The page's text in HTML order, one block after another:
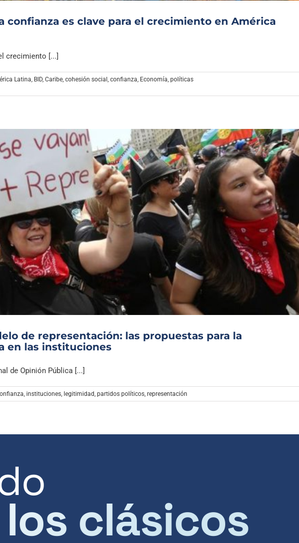
confianza es clave para el crecimiento en América
crecimiento [...]
Latina BID, Caribe cohesión social confianza Economía políticas
de representación: las propuestas para la
en las instituciones
de Opinión Pública [...]
, instituciones, legitimidad, partidos políticos, representación
clásicos